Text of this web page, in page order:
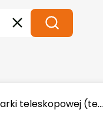
WyczyśćSzukaj
teleskopowej (te...